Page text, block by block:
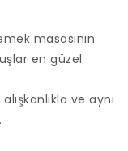
masasının
en güzel
ve aynı